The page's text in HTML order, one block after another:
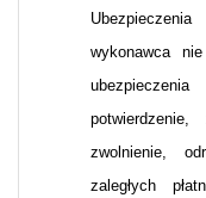
wykonawca
zwolnienie,
zaległych